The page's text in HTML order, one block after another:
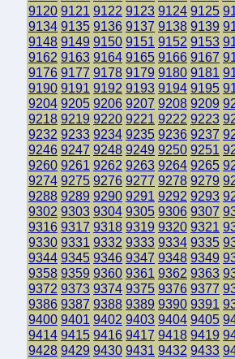
9120 9121 9122 9123 9124 9125
9134 9135 9136 9137 9138 9139
9148 9149 9150 9151 9152 9153
9162 9163 9164 9165 9166 9167
9176 9177 9178 9179 9180 9181
9190 9191 9192 9193 9194 9195
9204 9205 9206 9207 9208 9209
9218 9219 9220 9221 9222 9223
9232 9233 9234 9235 9236 9237
9246 9247 9248 9249 9250 9251
9260 9261 9262 9263 9264 9265
9274 9275 9276 9277 9278 9279
9288 9289 9290 9291 9292 9293
9302 9303 9304 9305 9306 9307
9316 9317 9318 9319 9320 9321
9330 9331 9332 9333 9334 9335
9344 9345 9346 9347 9348 9349
9358 9359 9360 9361 9362 9363
9372 9373 9374 9375 9376 9377
9386 9387 9388 9389 9390 9391
9400 9401 9402 9403 9404 9405
9414 9415 9416 9417 9418 9419
9428 9429 9430 9431 9432 9433